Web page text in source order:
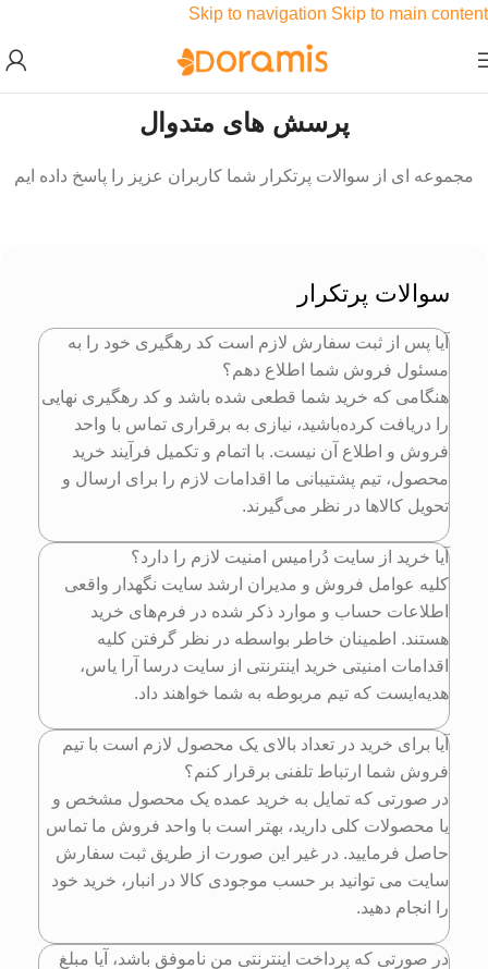
Skip to navigation Skip to main content
پرسش های متدوال
مجموعه ای از سوالات پرتکرار شما کاربران عزیز را پاسخ داده ایم
سوالات پرتکرار
آیا پس از ثبت سفارش لازم است کد رهگیری خود را به
مسئول فروش شما اطلاع دهم؟
هنگامی که خرید شما قطعی شده باشد و کد رهگیری نهایی
را دریافت کرده‌باشید، نیازی به برقراری تماس با واحد
فروش و اطلاع آن نیست. با اتمام و تکمیل فرآیند خرید
محصول، تیم پشتیبانی ما اقدامات لازم را برای ارسال و
تحویل کالاها در نظر می‌گیرند.
آیا خرید از سایت دُرامیس امنیت لازم را دارد؟
کلیه عوامل فروش و مدیران ارشد سایت نگهدار واقعی
اطلاعات حساب و موارد ذکر شده در فرم‌های خرید
هستند. اطمینان خاطر بواسطه در نظر گرفتن کلیه
اقدامات امنیتی خرید اینترنتی از سایت درسا آرا یاس،
هدیه‌ایست که تیم مربوطه به شما خواهند داد.
آیا برای خرید در تعداد بالای یک محصول لازم است با تیم
فروش شما ارتباط تلفنی برقرار کنم؟
در صورتی که تمایل به خرید عمده یک محصول مشخص و
یا محصولات کلی دارید، بهتر است با واحد فروش ما تماس
حاصل فرمایید. در غیر این صورت از طریق ثبت سفارش
سایت می توانید بر حسب موجودی کالا در انبار، خرید خود
را انجام دهید.
در صورتی که پرداخت اینترنتی من ناموفق باشد، آیا مبلغ